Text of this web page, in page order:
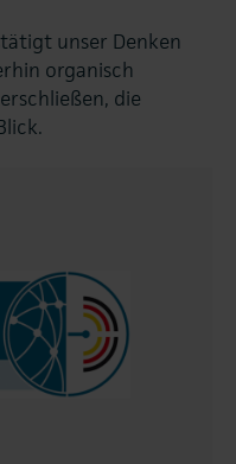
unser Denken
organisch
die